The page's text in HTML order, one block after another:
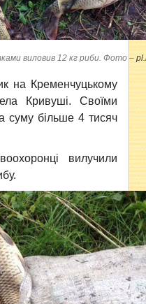
виловив 12 кг риби. Фото –
на Кременчуцькому
Кривуші. Своїми
суму більше 4 тисяч
вилучили